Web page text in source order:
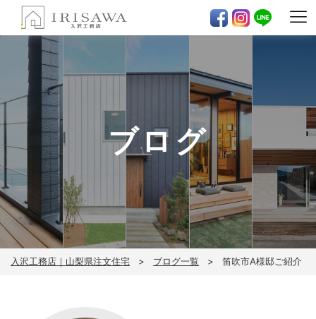
ブログ
入沢工務店｜山梨県注文住宅 ブログ一覧 笛吹市A様邸ご紹介